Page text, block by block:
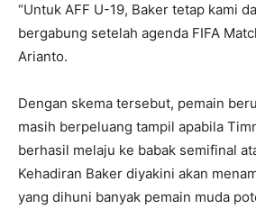
“Untuk AFF U-19, Baker tetap kami
bergabung setelah agenda FIFA
Arianto.
Dengan skema tersebut, pemain
masih berpeluang tampil apabila
berhasil melaju ke babak semifinal
Kehadiran Baker diyakini akan
yang dihuni banyak pemain muda